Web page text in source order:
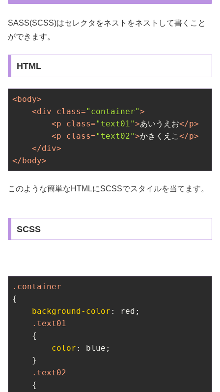
SASS(SCSS)はセレクタをネストをネストして書くこと
ができます。
HTML
<body>
<div class="container">
<p class="text01">あいうえお</p>
<p class="text02">かきくえこ </p>
</div>
</body>
このような簡単なHTMLにSCSSでスタイルを当てます。
SCSS
.container
{
background-color : red;
.text01
    {
color : blue;
    }
.text02
    {